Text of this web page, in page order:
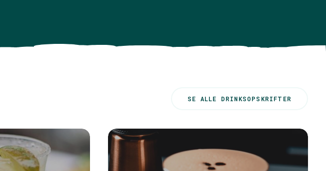
SE ALLE DRINKSOPSKRIFTER